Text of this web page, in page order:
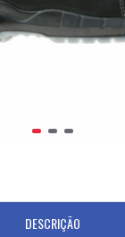
DESCRIÇÃO